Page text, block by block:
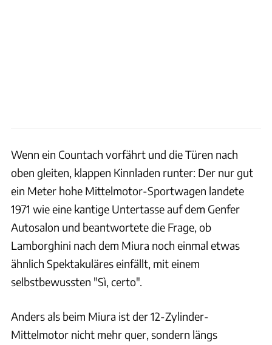
Wenn ein Countach vorfährt und die Türen nach
oben gleiten, klappen Kinnladen runter: Der nur gut
ein Meter hohe Mittelmotor-Sportwagen landete
1971 wie eine kantige Untertasse auf dem Genfer
Autosalon und beantwortete die Frage, ob
Lamborghini nach dem Miura noch einmal etwas
ähnlich Spektakuläres einfällt, mit einem
selbstbewussten "Sì, certo".
Anders als beim Miura ist der 12-Zylinder-
Mittelmotor nicht mehr quer, sondern längs